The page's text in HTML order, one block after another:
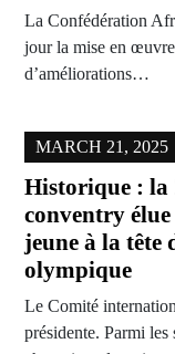
La Confédération
jour la mise en œuvre
d’améliorations…
MARCH 21, 2025
Historique : la
conventry
jeune à la
olympique
Le Comité
présidente. Parmi les